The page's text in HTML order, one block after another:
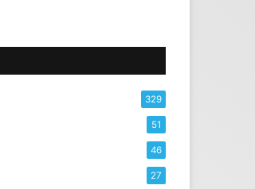
329
51
46
27